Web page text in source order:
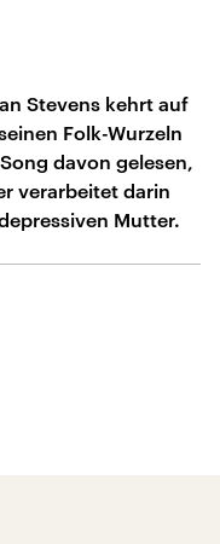
Stevens kehrt auf
Folk-Wurzeln
davon gelesen,
verarbeitet darin
Mutter.